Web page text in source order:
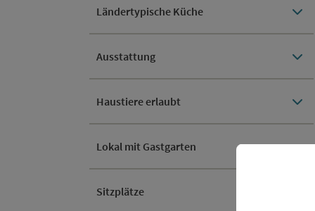
Ländertypische Küche
Ausstattung
Haustiere erlaubt
Lokal mit Gastgarten
Sitzplätze